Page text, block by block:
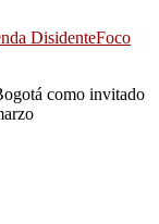
DisidenteFoco
como invitado